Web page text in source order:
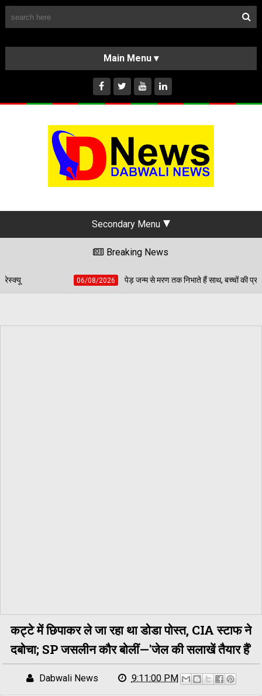
HOME
ABOUT US
INSTAGRAM
Secondary Menu
Breaking News
पेड़ जन्म से मरण तक निभाते हैं साथ, बच्चों की प्रतिभा चमकाकर वरिष्ठ नागरिकों ने
कट्टे में छिपाकर ले जा रहा था डोडा पोस्त, CIA स्टाफ ने
दबोचा; SP जसलीन कौर बोलीं—'जेल की सलाखें तैयार हैं'
Dabwali News 9:11:00 PM